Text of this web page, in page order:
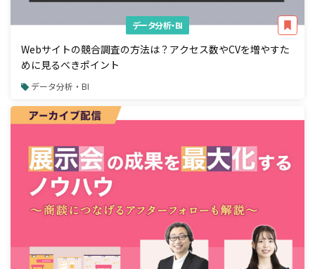
データ分析・BI
Webサイトの競合調査の方法は？アクセス数やCVを増やすた
めに見るべきポイント
データ分析・BI